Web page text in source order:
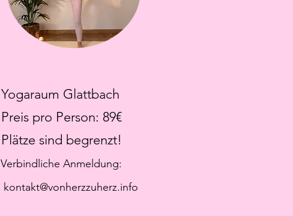
Glattbach
pro Person: 89€
sind begrenzt!
Anmeldung:
kontakt@vonherzzuherz.info